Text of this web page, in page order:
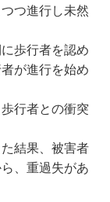
つ進行し未然
歩行者を認め
が進行を始め
行者との衝突
結果、被害者
、重過失があ